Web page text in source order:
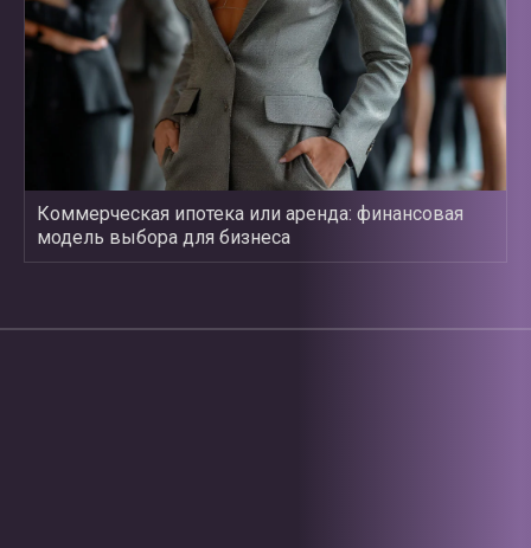
Коммерческая ипотека или аренда: финансовая
модель выбора для бизнеса